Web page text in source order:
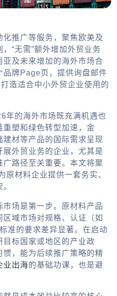
推广等服务，聚焦欧美及
“无需”额外增加外贸业务
亚及未来增加的海外市场合
品牌Page页，提供询盘邮件
造适合中小外贸企业使用的
年的海外市场既充满机遇也
塑和绿色转型加速，金
材等产品的国际需求呈现
外贸业务的企业，尤其是
路径至关重要。本文将聚
原材料企业提供一套务实、
场是第一步。原材料产品
域市场对规格、认证（如
准的要求差异显著。在启动
标国家或地区的产业政
，能为后续推广策略的精
业出海的基础功课，也是避